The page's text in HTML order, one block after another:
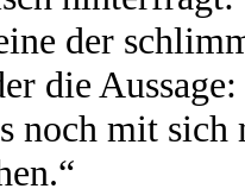
der
die
noch mit sich